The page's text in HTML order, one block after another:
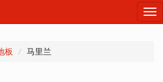
板 马里兰